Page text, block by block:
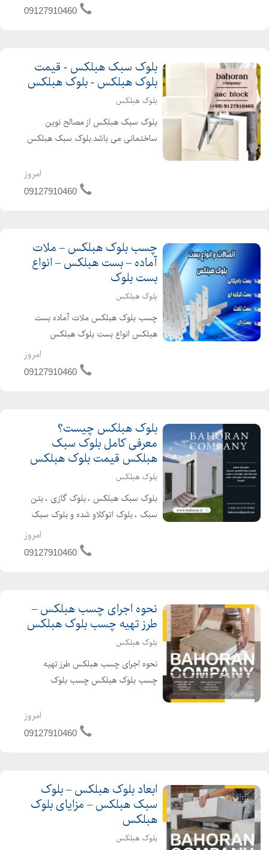
سهولت در اجرا حمل و نقل آسان سرعت
09127910460
بلوک سبک هبلکس - قیمت
بلوک هبلکس - بلوک هبلکس
بلوک هبلکس
بلوک سبک هبلکس از مصالح نوین
ساختمانی می باشد.بلوک سبک هبلکس
مقرون به صرفه بودن ، عایق سرما و گرما ،
مقاوم در برابر زلزله ، سرعت اجرای بالا ،
امروز
09127910460
چسب بلوک هبلکس – ملات
آماده – بست هبلکس – انواع
بست بلوک
بلوک هبلکس
چسب بلوک هبلکس ملات آماده بست
هبلکس انواع بست بلوک هبلکس
بلوکهای گازی یا هبلکس، نوعی بلوک
بتن سبک هستند که با ویژگیهای منحصر
امروز
09127910460
بلوک هبلکس چیست؟
معرفی کامل بلوک سبک
هبلکس قیمت بلوک هبلکس
بلوک هبلکس
بلوک سبک هبلکس ، بلوک گازی ، بتن
سبک ، بلوک اتوکلاو شده و بلوک سبک
aac، از بهترین مصالح نوین ساختمانی
هستند که کاربرد اصلی آنها در عایق کاری
امروز
09127910460
نحوه اجرای چسب هبلکس –
طرز تهیه چسب بلوک هبلکس
بلوک هبلکس
نحوه اجرای چسب هبلکس طرز تهیه
چسب بلوک هبلکس چسب بلوک
دوام در چسباندن بلوکهای هبلکس به
شمار میآید. از این رو توجه به نحوه عمل
امروز
09127910460
ابعاد بلوک هبلکس – بلوک
سبک هبلکس – مزایای بلوک
هبلکس
بلوک هبلکس